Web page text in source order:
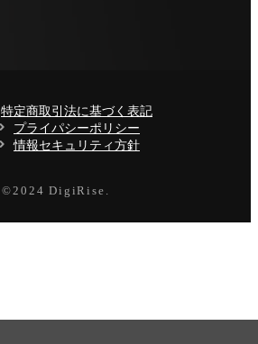
©️2024 DigiRise.
特定商取引法に基づく表記
プライパシーポリシー
情報セキュリティ方針